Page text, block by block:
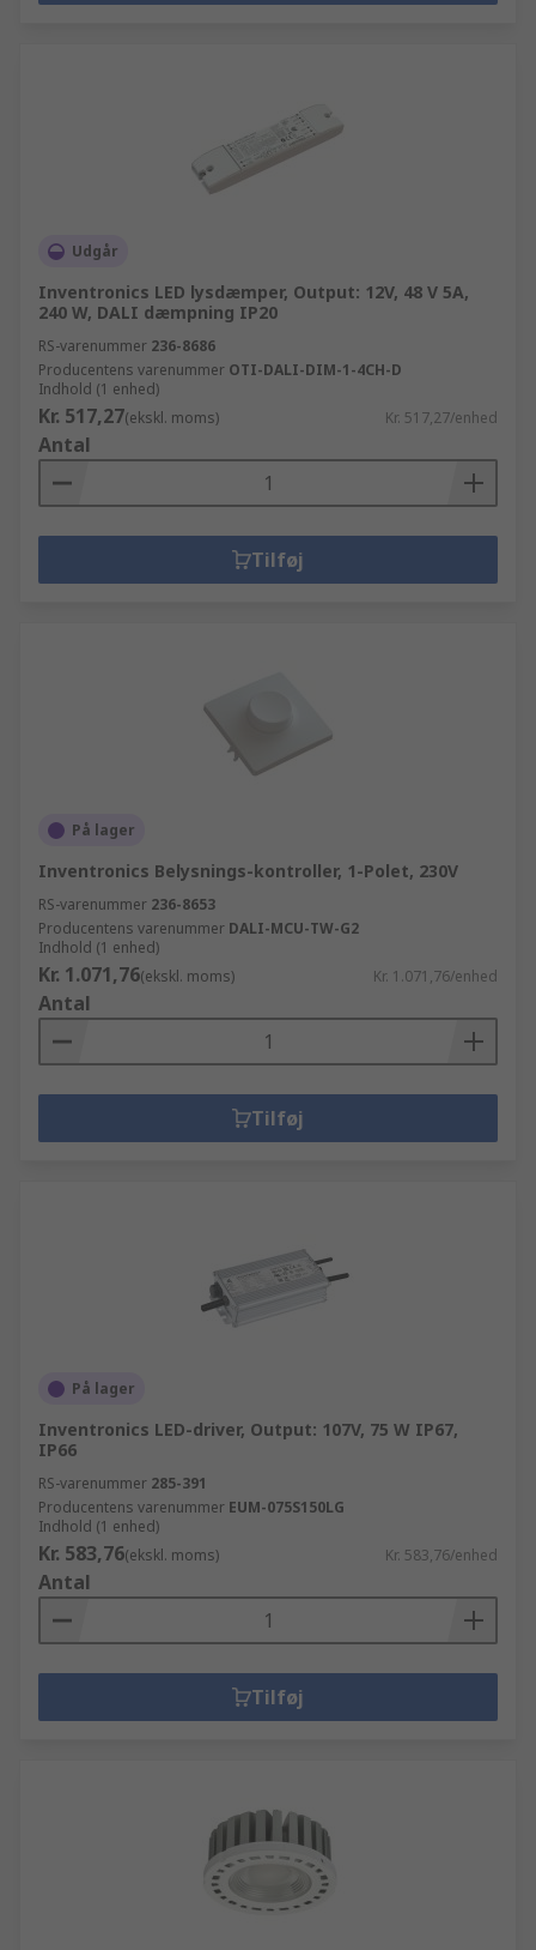
Udgår
Inventronics LED lysdæmper, Output: 12V, 48 V 5A,
240 W, DALI dæmpning IP20
RS-varenummer 236-8686
Producentens varenummer OTI-DALI-DIM-1-4CH-D
Indhold (1 enhed)
Kr. 517,27(ekskl. moms) Kr. 517,27/enhed
Antal
Tilføj
På lager
Inventronics Belysnings-kontroller, 1-Polet, 230V
RS-varenummer 236-8653
Producentens varenummer DALI-MCU-TW-G2
Indhold (1 enhed)
Kr. 1.071,76(ekskl. moms) Kr. 1.071,76/enhed
Antal
Tilføj
På lager
Inventronics LED-driver, Output: 107V, 75 W IP67,
IP66
RS-varenummer 285-391
Producentens varenummer EUM-075S150LG
Indhold (1 enhed)
Kr. 583,76(ekskl. moms) Kr. 583,76/enhed
Antal
Tilføj